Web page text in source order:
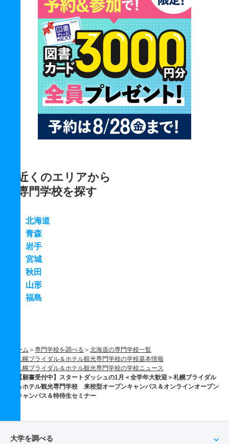
近くのエリアから
専門学校を探す
北海道
青森
岩手
宮城
秋田
山形
福島
ホーム 専門学校を調べる
北海道の専門学校一覧
札幌ブライダル＆ホテル観光専門学校の学校基本情報
札幌ブライダル＆ホテル観光専門学校の学校ニュース
【願書受付中】スタートダッシュの1月＜全学年大歓迎＞札幌ブライダル
＆ホテル観光専門学校 来校型オープンキャンパス＆オンラインオープン
キャンパス＆特待生セミナー
大学を調べる